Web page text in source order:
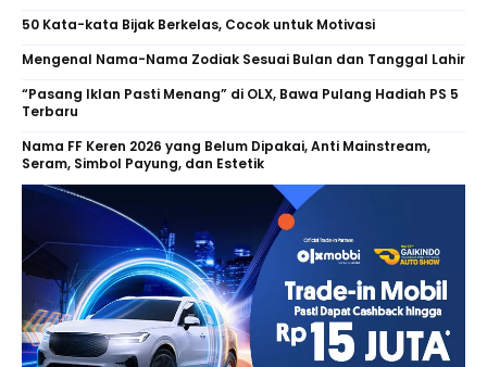
50 Kata-kata Bijak Berkelas, Cocok untuk Motivasi
Mengenal Nama-Nama Zodiak Sesuai Bulan dan Tanggal Lahir
“Pasang Iklan Pasti Menang” di OLX, Bawa Pulang Hadiah PS 5
Terbaru
Nama FF Keren 2026 yang Belum Dipakai, Anti Mainstream,
Seram, Simbol Payung, dan Estetik